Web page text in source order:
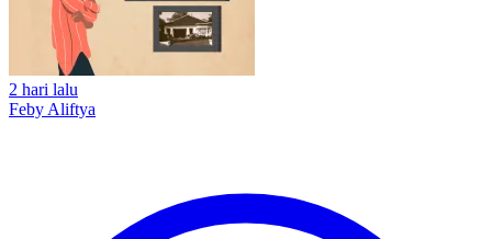
2 hari lalu
Feby Aliftya